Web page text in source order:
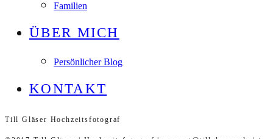
Familien
ÜBER MICH
Persönlicher Blog
KONTAKT
Till Gläser Hochzeitsfotograf